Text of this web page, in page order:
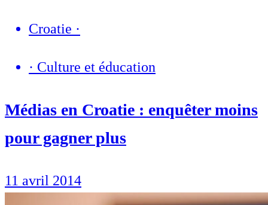
Croatie ·
· Culture et éducation
Médias en Croatie : enquêter moins
pour gagner plus
11 avril 2014